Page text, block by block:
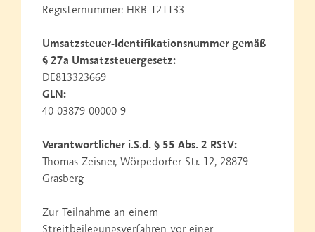
Registernummer: HRB 121133
Umsatzsteuer-Identifikationsnummer gemäß
§ 27a Umsatzsteuergesetz:
DE813323669
GLN:
40 03879 00000 9
Verantwortlicher i.S.d. § 55 Abs. 2 RStV:
Thomas Zeisner, Wörpedorfer Str. 12, 28879
Grasberg
Zur Teilnahme an einem
Streitbeilegungsverfahren vor einer